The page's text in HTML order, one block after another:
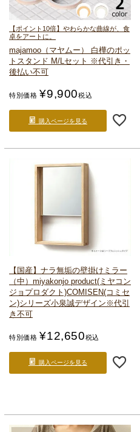
【ポイント10倍】やわらかな曲線が、食
卓をアートに。
majamoo（マヤムー） 白樺のポッ
トスタンド M/Lセット ※代引き・
後払い不可
特別価格 ¥9,900税込
購入ページを見る
【国産】ナラ無垢の壁掛けミラー
（中） miyakonjo product(ミヤコン
ジョプロダクト)COMISEN(コミセ
ン)シリーズ小泉誠デザイン ※代引
き不可
特別価格 ¥12,650税込
購入ページを見る